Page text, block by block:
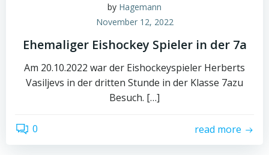
by Hagemann
November 12, 2022
Ehemaliger Eishockey Spieler in der 7a
Am 20.10.2022 war der Eishockeyspieler Herberts
Vasiljevs in der dritten Stunde in der Klasse 7azu
Besuch. […]
0 read more